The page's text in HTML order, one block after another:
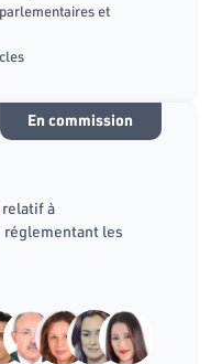
et
En commission
relatif à
les